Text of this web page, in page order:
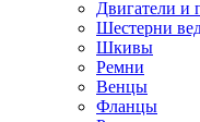
Двигатели и
Шестерни
Шкивы
Ремни
Венцы
Фланцы